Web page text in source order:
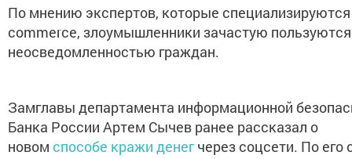
По мнению экспертов, которые специализируются
commerce, злоумышленники зачастую пользуются
неосведомленностью граждан.
Замглавы департамента информационной
Банка России Артем Сычев ранее рассказал о
новом способе кражи денегчерез соцсети. По его